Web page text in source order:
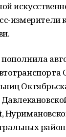
измерители